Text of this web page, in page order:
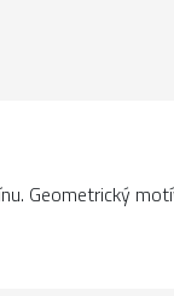
Geometrický